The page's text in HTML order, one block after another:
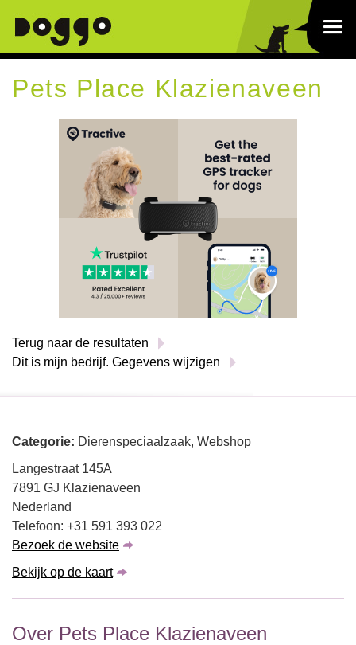
Pets Place Klazienaveen
Terug naar de resultaten
Dit is mijn bedrijf. Gegevens wijzigen
Categorie: Dierenspeciaalzaak, Webshop
Langestraat 145A
7891 GJ Klazienaveen
Nederland
Telefoon: +31 591 393 022
Bezoek de website
Bekijk op de kaart
Over Pets Place Klazienaveen